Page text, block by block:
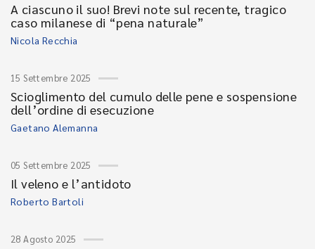
A ciascuno il suo! Brevi note sul recente, tragico
caso milanese di “pena naturale”
Nicola Recchia
15 Settembre 2025
Scioglimento del cumulo delle pene e sospensione
dell’ordine di esecuzione
Gaetano Alemanna
05 Settembre 2025
Il veleno e l’antidoto
Roberto Bartoli
28 Agosto 2025